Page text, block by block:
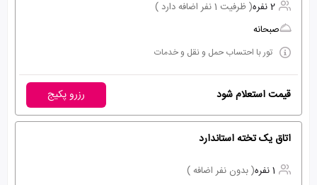
2 نفره
( ظرفیت 1 نفر اضافه دارد )
صبحانه
تور با احتساب حمل و نقل و خدمات
قیمت استعلام شود رزرو پکیج
اتاق یک تخته استاندارد
1 نفره
( بدون نفر اضافه )